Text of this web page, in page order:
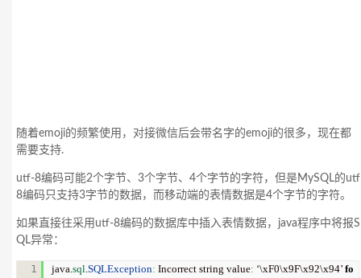
随着emoji的频繁使用，对接微信后会带名字的emoji的很多，现在都
需要支持.
utf-8编码可能2个字节、3个字节、4个字节的字符，但是MySQL的utf
8编码只支持3字节的数据，而移动端的表情数据是4个字节的字符。
如果直接往采用utf-8编码的数据库中插入表情数据，java程序中将报S
QL异常：
1
java.sql.SQLException: Incorrect string value: ‘\xF0\x9F\x92\x94’ fo